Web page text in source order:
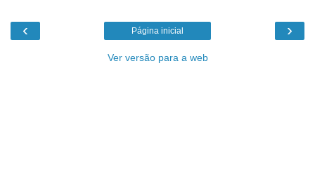
‹ ›
Página inicial
Ver versão para a web